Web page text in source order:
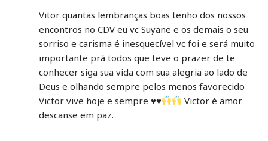
Vitor quantas lembranças boas tenho dos nossos
encontros no CDV eu vc Suyane e os demais o seu
sorriso e carisma é inesquecível vc foi e será muito
importante prá todos que teve o prazer de te
conhecer siga sua vida com sua alegria ao lado de
Deus e olhando sempre pelos menos favorecido
Victor vive hoje e sempre ♥️♥️
Victor é amor
descanse em paz.